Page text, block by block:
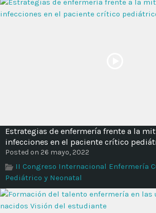
Estrategias de enfermería frente a la
infecciones en el paciente crítico
Posted on 26 mayo, 2022
II Congreso Internacional Enfermería
Pediátrico y Neonatal